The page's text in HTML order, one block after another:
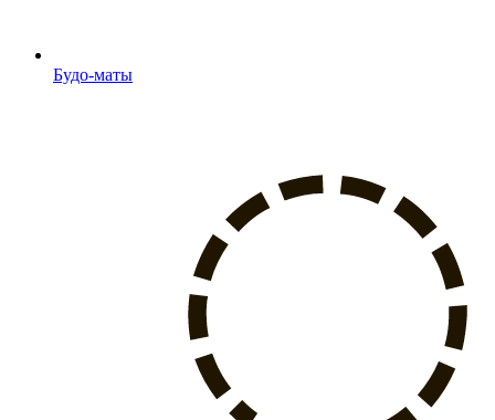
Будо-маты